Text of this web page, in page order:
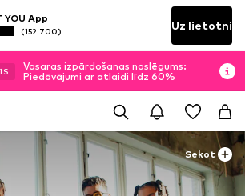
YOU App
(152 700) Uz lietotni
S
Vasaras izpārdošanas noslēgums:
Piedāvājumi ar atlaidi līdz 60%
Sekot